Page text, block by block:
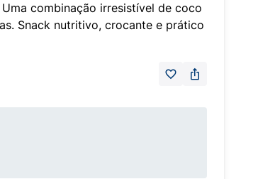
combinação irresistível de coco
Snack nutritivo, crocante e prático